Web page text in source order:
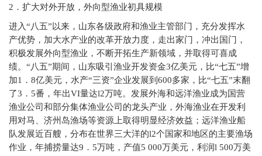
2 ．扩大对外开放，外向型渔业初具规模
进入“八五”以来，山东各级政府和渔业主管部门，充分发挥水
产优势，加大水产业的改革开放力度，走出家门，冲出国门，
积极发展外向型渔业，不断开拓生产新领域，并取得可喜成
绩。“八五”期间，山东吸引渔业开发资金3亿美元，比“七五”增
加1．8亿美元，水产“三资”企业发展到600多家，比“七五”末翻
了3．5番，年出VI量达l2万吨。发展外海和远洋渔业成为国营
渔业公司和部分集体渔业公司的龙头产业，外海渔业在开发利
用对马、济州岛渔场等资源上取得明显经济效益；远洋渔业船
队发展近百艘，分布在世界三大洋的l2个国家和地区的主要渔场
作业，年捕捞量达9．5万吨，产值5 000万美元，利润l 500万美